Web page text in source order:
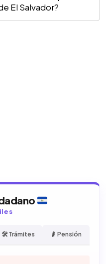
El Salvador?
🛠️ Trámites 👴 Pensión